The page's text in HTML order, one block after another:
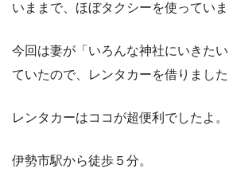
いままで、ほぼタクシーを使っていま
今回は妻が「いろんな神社にいきた
ていたので、レンタカーを借りました
レンタカーはココが超便利でしたよ。
伊勢市駅から徒歩５分。